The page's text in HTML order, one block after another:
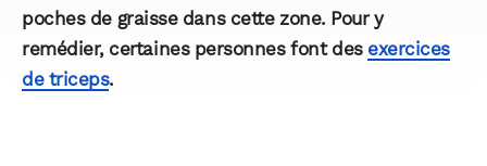
poches de graisse dans cette zone. Pour y
remédier, certaines personnes font des exercices
de triceps.